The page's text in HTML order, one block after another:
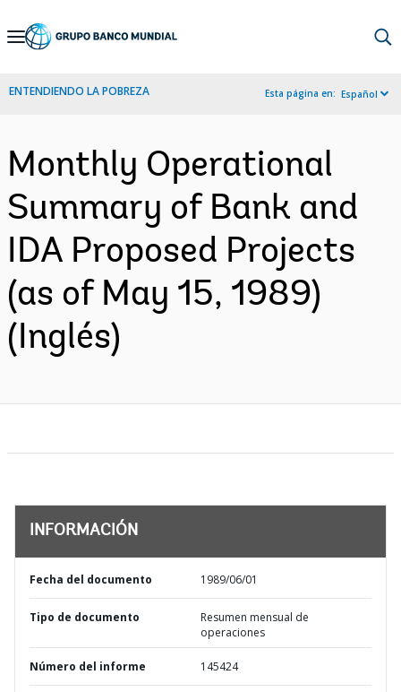
Skip
Navigation
ENTENDIENDO LA POBREZA Esta página en: Español
Monthly Operational
Summary of Bank and
IDA Proposed Projects
(as of May 15, 1989)
(Inglés)
INFORMACIÓN
Fecha del documento 1989/06/01
Tipo de documento
Resumen mensual de
operaciones
Número del informe 145424